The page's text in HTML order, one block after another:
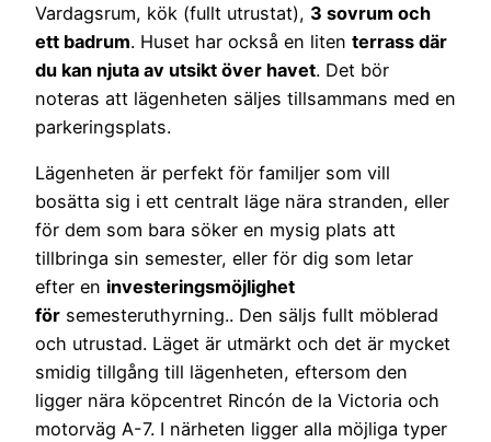
Vardagsrum, kök (fullt utrustat), 3 sovrum och
ett badrum. Huset har också en liten terrass där
du kan njuta av utsikt över havet. Det bör
noteras att lägenheten säljes tillsammans med en
parkeringsplats.
Lägenheten är perfekt för familjer som vill
bosätta sig i ett centralt läge nära stranden, eller
för dem som bara söker en mysig plats att
tillbringa sin semester, eller för dig som letar
efter en investeringsmöjlighet
för semesteruthyrning.. Den säljs fullt möblerad
och utrustad. Läget är utmärkt och det är mycket
smidig tillgång till lägenheten, eftersom den
ligger nära köpcentret Rincón de la Victoria och
motorväg A-7. I närheten ligger alla möjliga typer